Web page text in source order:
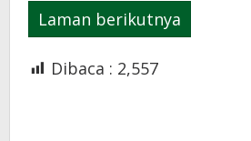
Laman berikutnya
Dibaca : 2,557